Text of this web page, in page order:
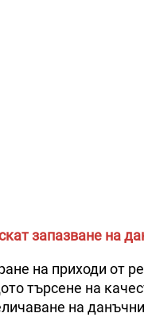
запазване на
на приходи от
търсене на
на